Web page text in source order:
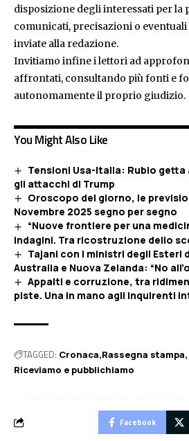
disposizione degli interessati per la
comunicati, precisazioni o
inviate alla redazione.
Invitiamo infine i lettori ad
affrontati, consultando più fonti e
autonomamente il proprio giudizio.
You Might Also Like
Tensioni Usa-Italia: Rubio
gli attacchi di Trump
Oroscopo del giorno, le
Novembre 2025 segno per segno
“Nuove frontiere per una
indagini. Tra ricostruzione dello
Tajani con i ministri degli Esteri
Australia e Nuova Zelanda: “No
Appalti e corruzione, tra
piste. Una in mano agli inquirenti
TAGGED: Cronaca Rassegna stampa
Riceviamo e pubblichiamo
Facebook